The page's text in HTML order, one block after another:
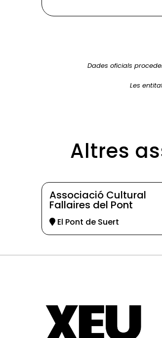
Dades oficials
Les
Altres
Associació Cultural
Fallaires del Pont
El Pont de Suert